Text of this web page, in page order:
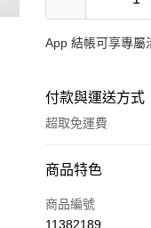
App 結帳可享專屬
付款與運送方式
超取免運費
付款方式
信用卡一次付款
商品特色
商品編號
11382189